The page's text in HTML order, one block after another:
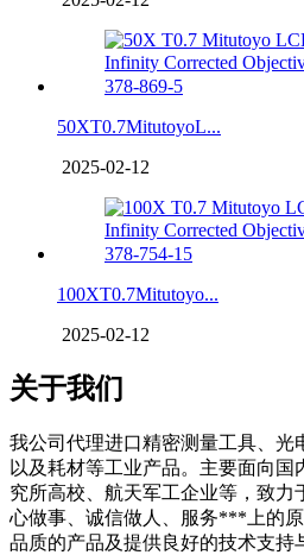
50XT0.7MitutoyoL...
2025-02-12
100XT0.7Mitutoyo...
2025-02-12
关于我们
我公司代理进口精密测量工具、光
以及耗材等工业产品。主要面向
究所高校、航天军工企业等，致力
心做事、诚信做人、服务***上的
品质的产品及提供良好的技术支持